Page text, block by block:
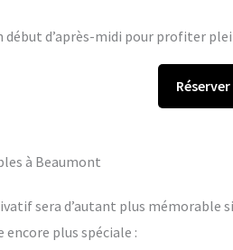
début d’après-midi pour profiter
Réserver
à Beaumont
sera d’autant plus mémorable
plus spéciale :